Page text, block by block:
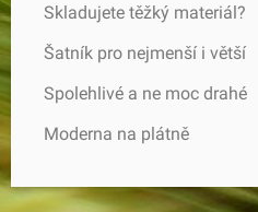
Skladujete těžký materiál?
Šatník pro nejmenší i větší
Spolehlivé a ne moc drahé
Moderna na plátně